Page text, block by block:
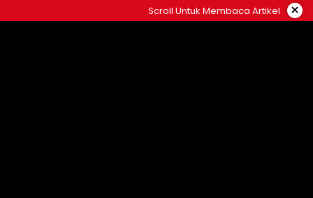
to
Scroll Untuk Membaca Artikel ×